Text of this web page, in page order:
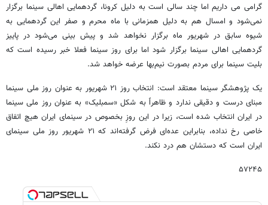
گرامی می داریم اما چند سالی است به دلیل کرونا، گردهمایی اهالی سینما برگزار
نمی‌شود و امسال هم به دلیل همزمانی با ماه محرم و صفر این گردهمایی به
شیوه سابق در شهریور ماه برگزار نخواهد شد و پیش بینی می‌شود در پاییز
گردهمایی اهالی سینما برگزار شود اما برای روز سینما فعلا خبر رسیده است که
بلیت سینما برای مردم بصورت نیم‌بها عرضه خواهد شد.
یک پژوهشگر سینما معتقد است:‌ انتخاب روز ۲۱ شهریور به عنوان روز ملی سینما
مبنای درست و دقیقی ندارد و ظاهراً به شکل «سمبلیک» به عنوان روز ملی سینما
در ایران انتخاب شده است، زیرا در این روزِ بخصوص در سینمای ایران هیچ اتفاق
خاصی رخ نداده، بنابراین عده‌ای فرض گرفته‌اند که ۲۱ شهریور روز ملی سینمای
ایران است که دستشان هم درد نکند.
۵۷۲۴۵